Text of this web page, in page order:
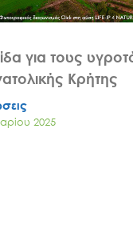
για τους
Κρήτης
2025